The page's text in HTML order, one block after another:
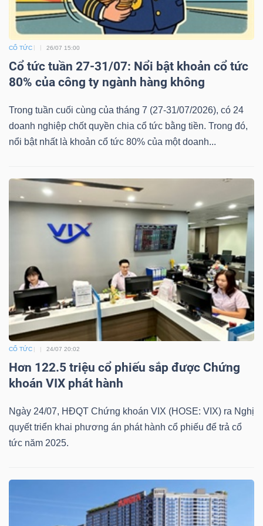
CỔ TỨC 26/07 15:00
Cổ tức tuần 27-31/07: Nổi bật khoản cổ tức
80% của công ty ngành hàng không
Trong tuần cuối cùng của tháng 7 (27-31/07/2026), có 24
doanh nghiệp chốt quyền chia cổ tức bằng tiền. Trong đó,
nổi bật nhất là khoản cổ tức 80% của một doanh...
CỔ TỨC 24/07 20:02
Hơn 122.5 triệu cổ phiếu sắp được Chứng
khoán VIX phát hành
Ngày 24/07, HĐQT Chứng khoán VIX (HOSE: VIX) ra Nghị
quyết triển khai phương án phát hành cổ phiếu để trả cổ
tức năm 2025.